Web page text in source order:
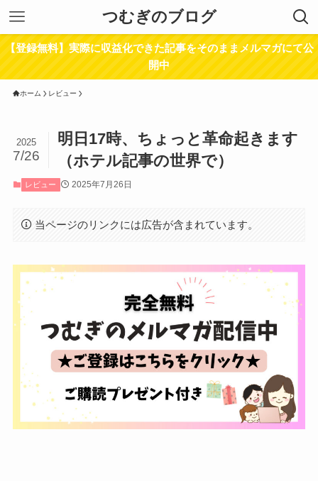
つむぎのブログ
【登録無料】実際に収益化できた記事をそのままメルマガにて公
開中
ホーム レビュー
明日17時、ちょっと革命起きます
（ホテル記事の世界で）
2025
7/26
レビュー 2025年7月26日
当ページのリンクには広告が含まれています。